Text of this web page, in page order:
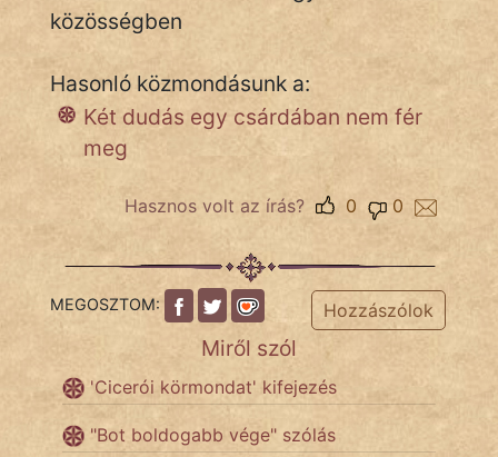
SZÓLÁS
KÖZMONDÁS
PSZICHO
FILM
MAGYARSÁG
És
közösségben
Hasonló közmondásunk a:
Két dudás egy csárdában nem fér
meg
Hasznos volt az írás? 0
0
MEGOSZTOM: Hozzászólok
Miről szól
'Cicerói körmondat' kifejezés
"Bot boldogabb vége" szólás